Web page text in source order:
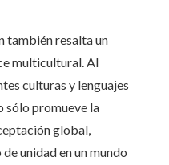
también resalta un
multicultural. Al
culturas y lenguajes
sólo promueve la
global,
unidad en un mundo